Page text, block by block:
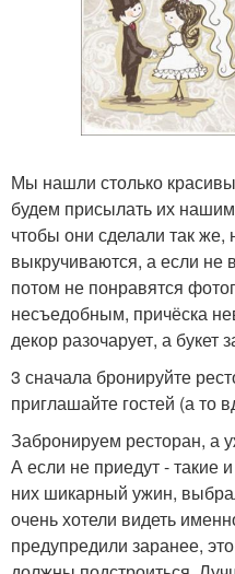
Мы нашли столько
будем присылать их
чтобы они сделали так
выкручиваются, а если не
потом не понравятся
несъедобным, причёска
декор разочарует, а букет
3 сначала бронируйте
приглашайте гостей (а то
Забронируем ресторан, а
А если не приедут - такие
них шикарный ужин,
очень хотели видеть
предупредили заранее,